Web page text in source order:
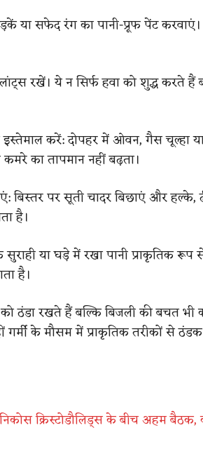
या सफेद रंग का पानी-प्रूफ पेंट
रखें। ये न सिर्फ हवा को शुद्ध करते हैं
करें: दोपहर में ओवन, गैस चूल्हा
का तापमान नहीं बढ़ता।
पर सूती चादर बिछाएं और
है।
सुराही या घड़े में रखा पानी प्राकृतिक रूप
है।
ठंडा रखते हैं बल्कि बिजली की बचत
गर्मी के मौसम में प्राकृतिक तरीकों से
निकोस क्रिस्टोडौलिड्स के बीच अहम बैठक,